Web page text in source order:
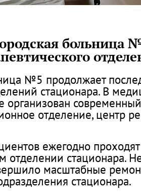
больница
№5 продолжает
стационара. В
организован
отделение, центр
ежегодно
отделении стационара.
масштабные
стационара.